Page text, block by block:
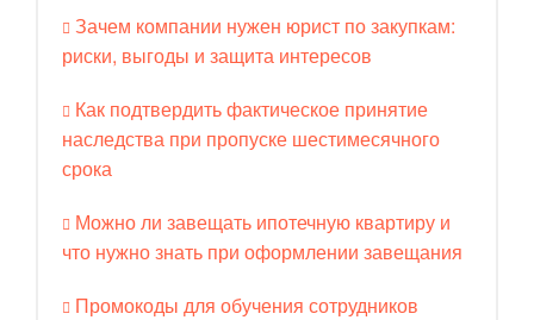
Зачем компании нужен юрист по закупкам:
риски, выгоды и защита интересов
Как подтвердить фактическое принятие
наследства при пропуске шестимесячного
срока
Можно ли завещать ипотечную квартиру и
что нужно знать при оформлении завещания
Промокоды для обучения сотрудников